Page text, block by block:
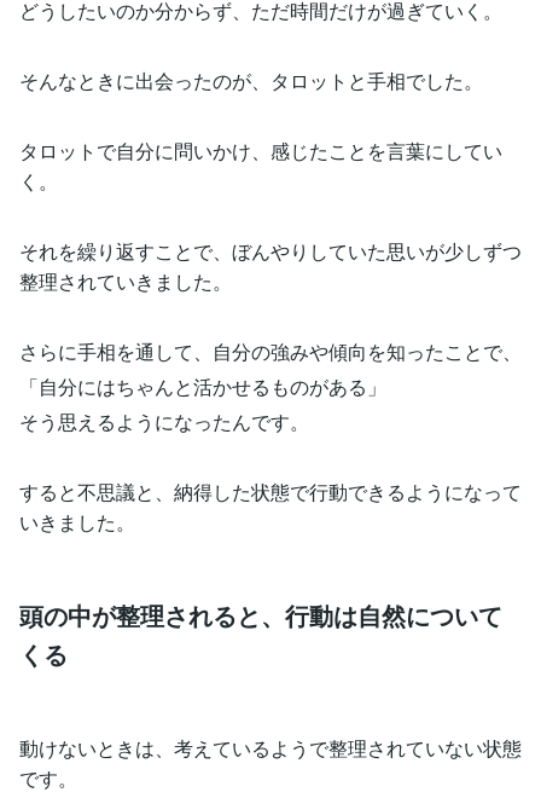
どうしたいのか分からず、ただ時間だけが過ぎていく。
そんなときに出会ったのが、タロットと手相でした。
タロットで自分に問いかけ、感じたことを言葉にしてい
く。
それを繰り返すことで、ぼんやりしていた思いが少しずつ
整理されていきました。
さらに手相を通して、自分の強みや傾向を知ったことで、
「自分にはちゃんと活かせるものがある」
そう思えるようになったんです。
すると不思議と、納得した状態で行動できるようになって
いきました。
頭の中が整理されると、行動は自然について
くる
動けないときは、考えているようで整理されていない状態
です。